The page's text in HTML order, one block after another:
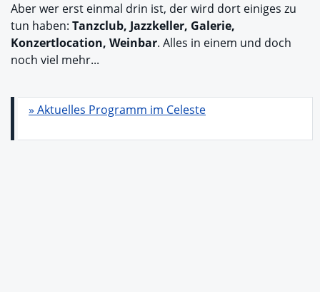
Aber wer erst einmal drin ist, der wird dort einiges zu
tun haben: Tanzclub, Jazzkeller, Galerie,
Konzertlocation, Weinbar. Alles in einem und doch
noch viel mehr...
» Aktuelles Programm im Celeste